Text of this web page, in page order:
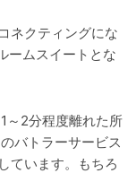
ネクティングにな
ームスイートとな
～2分程度離れた所
バトラーサービス
ています。もちろ